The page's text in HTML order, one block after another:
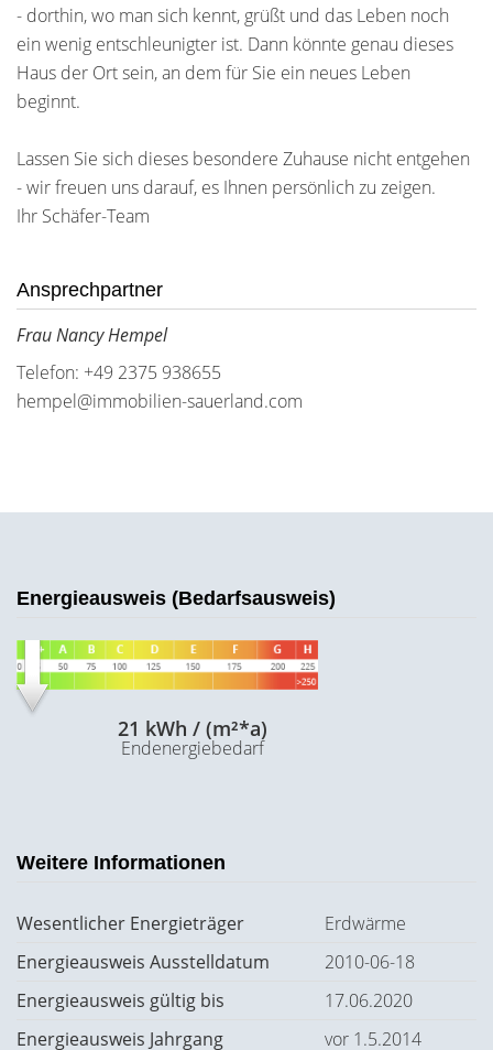
- dorthin, wo man sich kennt, grüßt und das Leben noch
ein wenig entschleunigter ist. Dann könnte genau dieses
Haus der Ort sein, an dem für Sie ein neues Leben
beginnt.
Lassen Sie sich dieses besondere Zuhause nicht entgehen
- wir freuen uns darauf, es Ihnen persönlich zu zeigen.
Ihr Schäfer-Team
Ansprechpartner
Frau Nancy Hempel
Telefon: +49 2375 938655
hempel@immobilien-sauerland.com
Energieausweis (Bedarfsausweis)
21 kWh / (m²*a)
Endenergiebedarf
Weitere Informationen
Wesentlicher Energieträger
Erdwärme
Energieausweis Ausstelldatum
2010-06-18
Energieausweis gültig bis
17.06.2020
Energieausweis Jahrgang
vor 1.5.2014